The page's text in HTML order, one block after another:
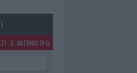
S. ANTONIO DI G.